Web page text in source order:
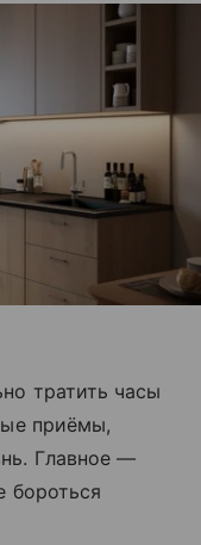
тратить часы
приёмы,
Главное —
бороться